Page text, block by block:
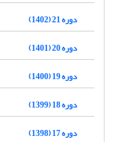
دوره 21 (1402)
دوره 20 (1401)
دوره 19 (1400)
دوره 18 (1399)
دوره 17 (1398)